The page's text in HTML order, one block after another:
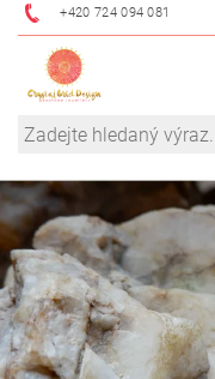
+420 724 094 081